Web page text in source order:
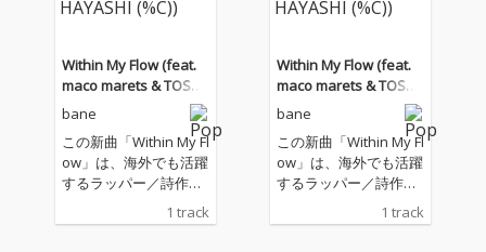
Within My Flow (feat.
maco marets & TOSHI
KI HAYASHI (%C))
bane
この新曲「Within My Fl
ow」は、海外でも活躍
するラッパー／詩作家
のmaco marets（マコ
マレッツ）と共演。自
1 track
Within My Flow (feat.
maco marets & TOSHI
KI HAYASHI (%C))
bane
この新曲「Within My Fl
ow」は、海外でも活躍
するラッパー／詩作家
のmaco marets（マコ
マレッツ）と共演。自
1 track